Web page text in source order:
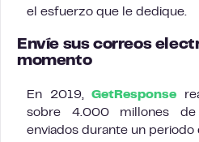
el esfuerzo que le dedique.
Envíe sus correos
momento
En 2019,GetResponse
sobre 4.000 millones de
enviados durante un periodo